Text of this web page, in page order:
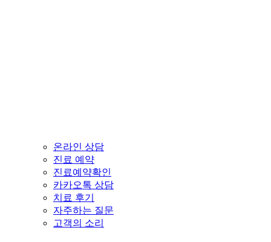
온라인 상담
진료 예약
진료예약확인
카카오톡 상담
치료 후기
자주하는 질문
고객의 소리